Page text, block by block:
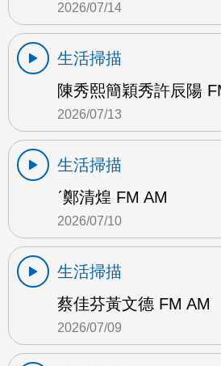
2026/07/14
生活掃描
陳秀熙簡穎秀許辰陽
2026/07/13
生活掃描
ˊ鄭清煌 FM AM
2026/07/10
生活掃描
蔡佳芬黃文德 FM AM
2026/07/09